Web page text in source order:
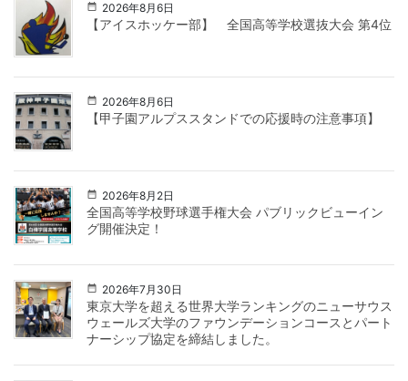
2026年8月6日
【アイスホッケー部】 全国高等学校選抜大会 第4位
2026年8月6日
【甲子園アルプススタンドでの応援時の注意事項】
2026年8月2日
全国高等学校野球選手権大会 パブリックビューイン
グ開催決定！
2026年7月30日
東京大学を超える世界大学ランキングのニューサウス
ウェールズ大学のファウンデーションコースとパート
ナーシップ協定を締結しました。